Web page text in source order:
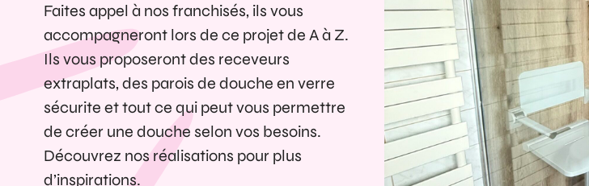
Faites appel à nos franchisés, ils vous
accompagneront lors de ce projet de A à Z.
Ils vous proposeront des receveurs
extraplats, des parois de douche en verre
sécurite et tout ce qui peut vous permettre
de créer une douche selon vos besoins.
Découvrez nos réalisations pour plus
d’inspirations.